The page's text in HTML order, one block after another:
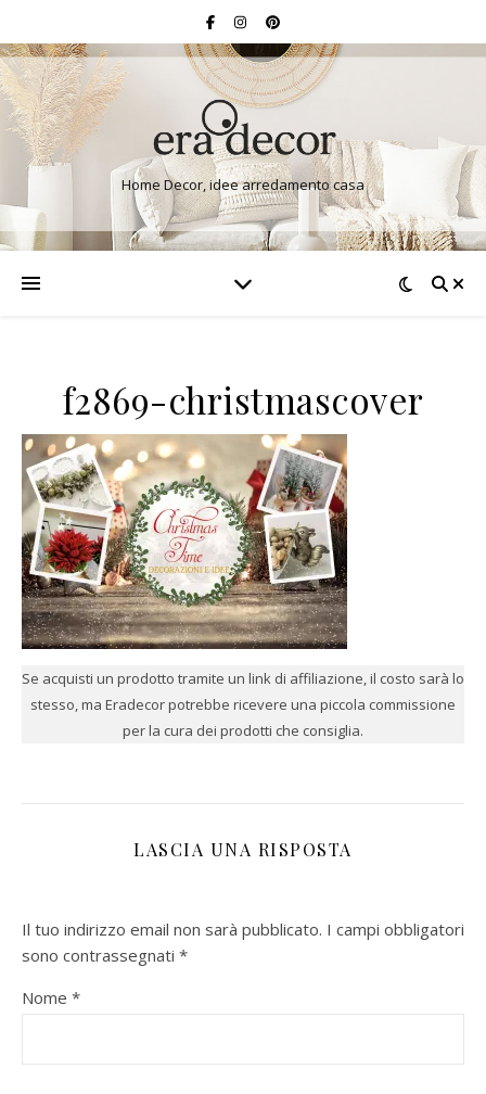
Home Decor, idee arredamento casa
f2869-christmascover
Se acquisti un prodotto tramite un link di affiliazione, il costo sarà lo
stesso, ma Eradecor potrebbe ricevere una piccola commissione
per la cura dei prodotti che consiglia.
LASCIA UNA RISPOSTA
Il tuo indirizzo email non sarà pubblicato. I campi obbligatori
sono contrassegnati *
Nome *